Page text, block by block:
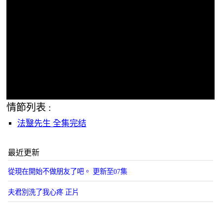
情節列表 :
法毉先生 全集完结
最近更新
從現在開始不做朋友了吧。 更新至07集
夫君別洗了我心疼 正片